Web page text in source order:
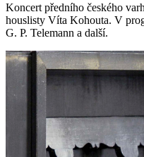
Koncert předního českého
houslisty Víta Kohouta. V
G. P. Telemann a další.